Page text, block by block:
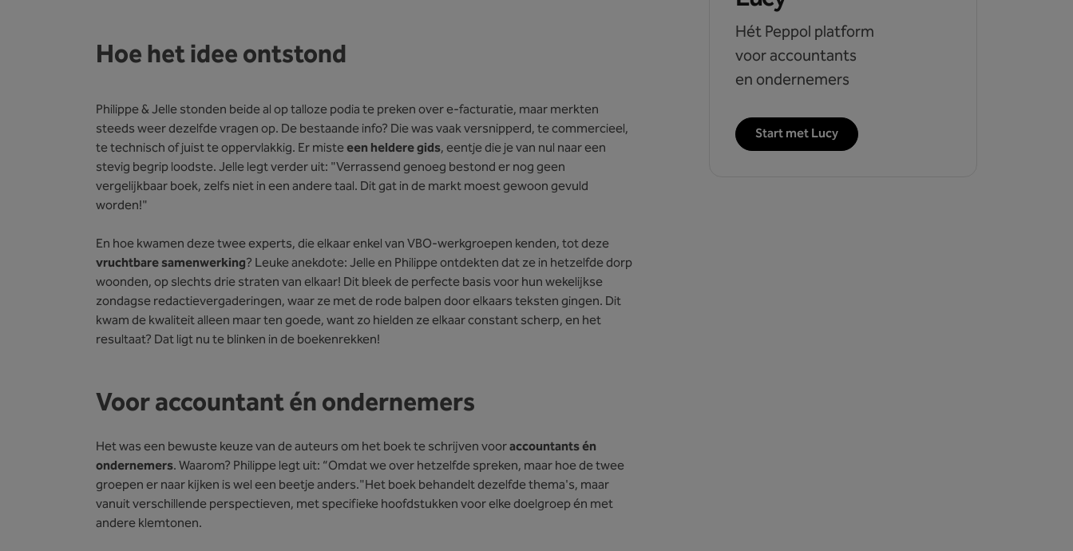
Hoe het idee ontstond
Philippe & Jelle stonden beide al op talloze podia te preken over e-facturatie, maar merkten
steeds weer dezelfde vragen op. De bestaande info? Die was vaak versnipperd, te commercieel,
te technisch of juist te oppervlakkig. Er misteeen heldere gids, eentje die je van nul naar een
stevig begrip loodste. Jelle legt verder uit: "Verrassend genoeg bestond er nog geen
vergelijkbaar boek, zelfs niet in een andere taal. Dit gat in de markt moest gewoon gevuld
worden!"
En hoe kwamen deze twee experts, die elkaar enkel van VBO-werkgroepen kenden, tot deze
vruchtbare samenwerking? Leuke anekdote: Jelle en Philippe ontdekten dat ze in hetzelfde dorp
woonden, op slechts drie straten van elkaar! Dit bleek de perfecte basis voor hun wekelijkse
zondagse redactievergaderingen, waar ze met de rode balpen door elkaars teksten gingen. Dit
kwam de kwaliteit alleen maar ten goede, want zo hielden ze elkaar constant scherp, en het
resultaat? Dat ligt nu te blinken in de boekenrekken!
Voor accountant én ondernemers
Het was een bewuste keuze van de auteurs om het boek te schrijven vooraccountants én
ondernemers. Waarom? Philippe legt uit: “Omdat we over hetzelfde spreken, maar hoe de twee
groepen er naar kijken is wel een beetje anders."Het boek behandelt dezelfde thema's, maar
vanuit verschillende perspectieven, met specifieke hoofdstukken voor elke doelgroep én met
andere klemtonen.
Hét Peppol platform
voor accountants
en ondernemers
Start met Lucy